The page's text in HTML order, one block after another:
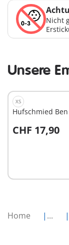
Home ...
Nicht
Unsere
XS
Hufschmied
CHF 17,90
In den